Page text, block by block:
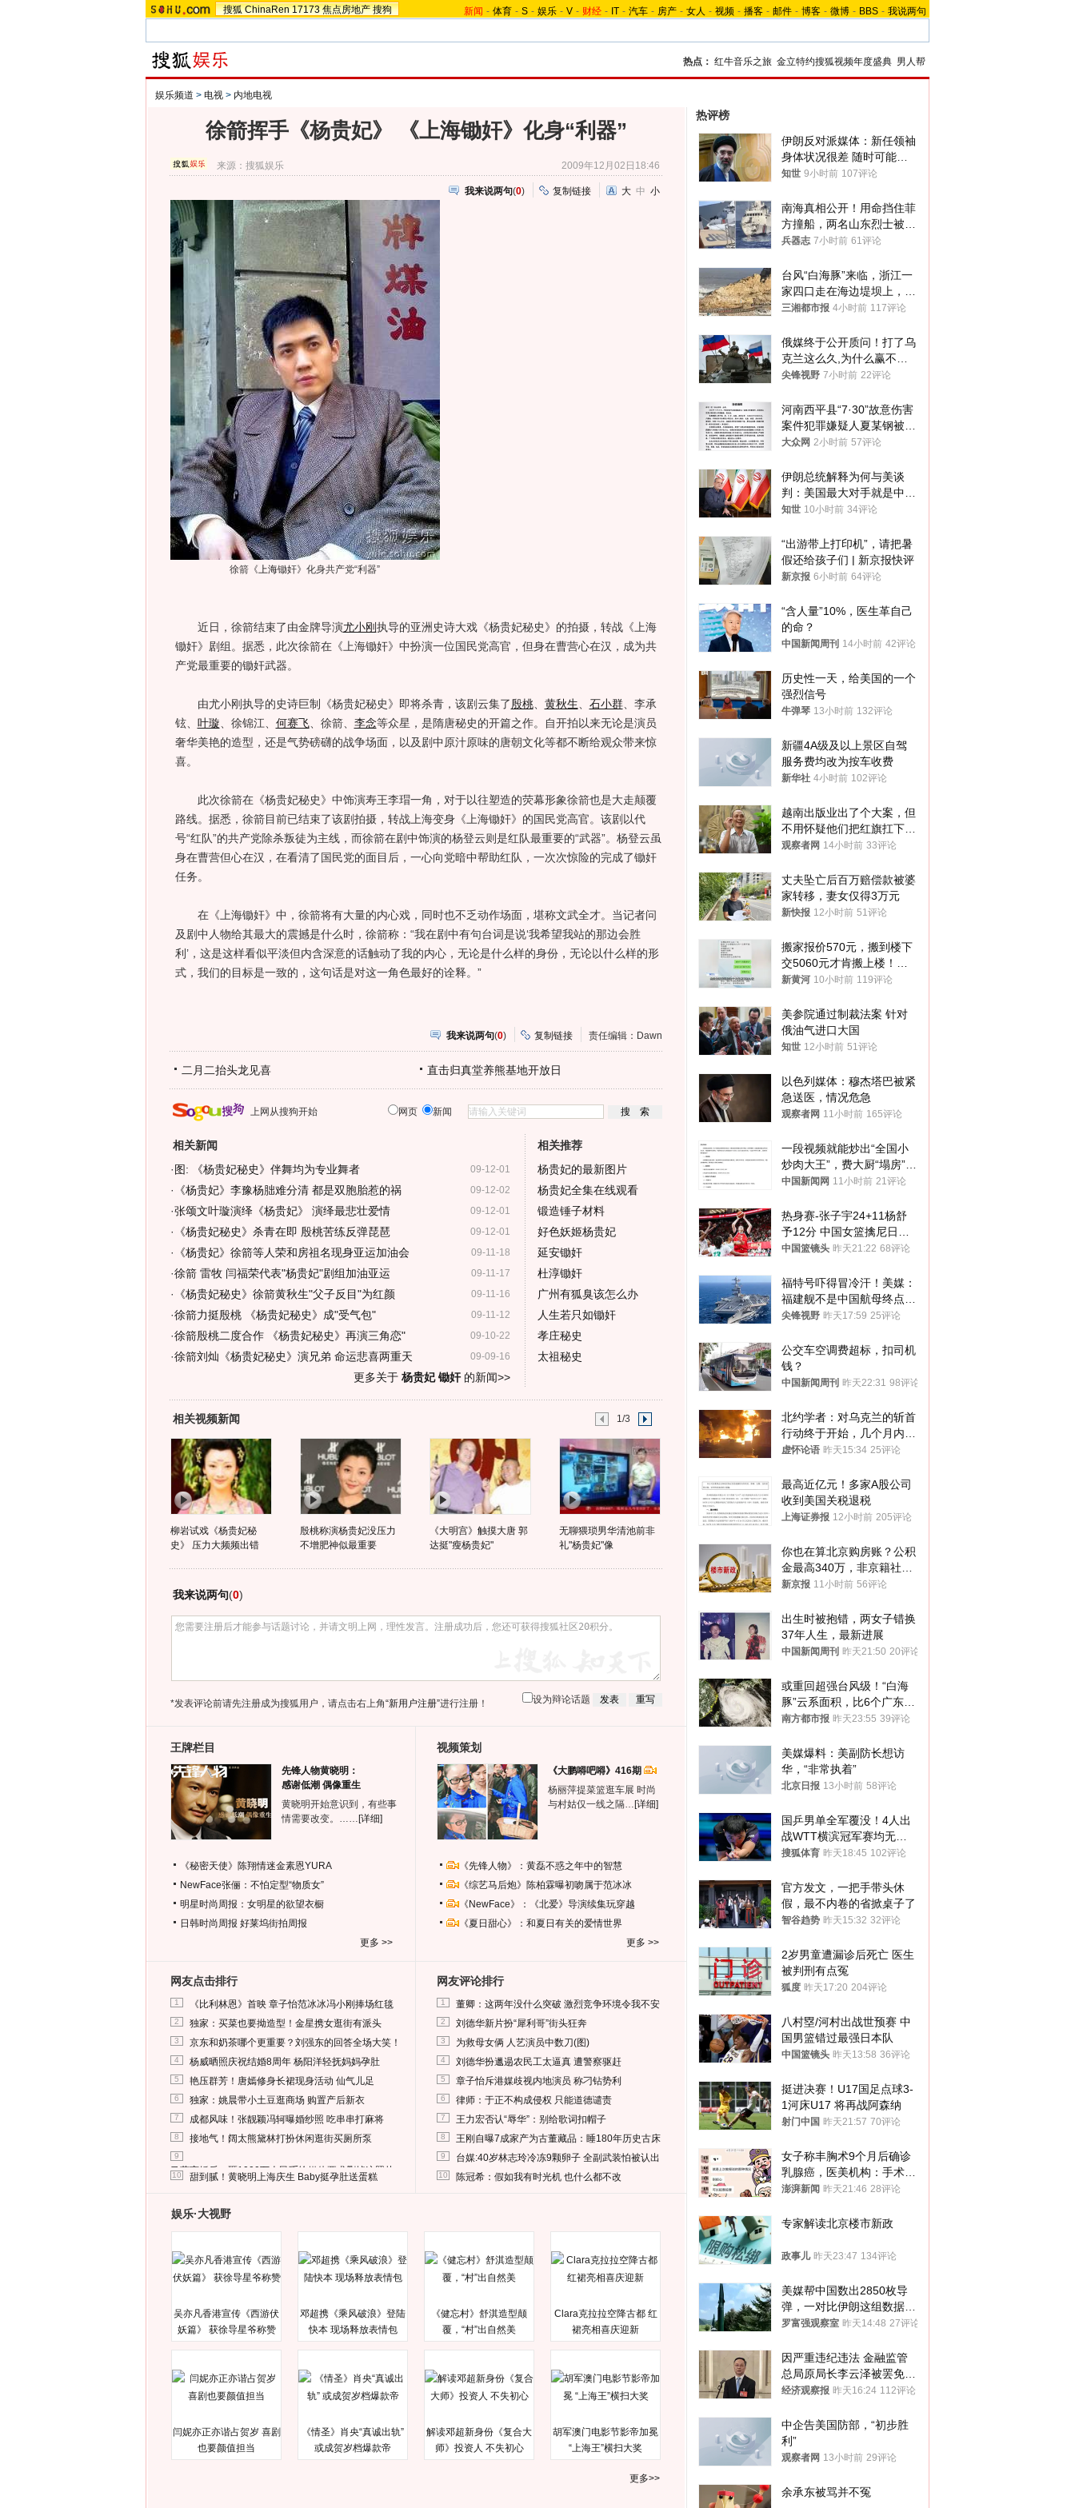
搜狐 ChinaRen 17173 焦点房地产 搜狗 新闻 - 体育 - S - 娱乐 - V - 财经 - IT - 汽车 - 房产 - 女人 - 视频 - 播客 - 邮件 - 博客 - 微博 - BBS - 我说两句
热点： 红牛音乐之旅 金立特约搜狐视频年度盛典 男人帮
娱乐频道 > 电视 > 内地电视
徐箭挥手《杨贵妃》 《上海锄奸》化身“利器”
来源：搜狐娱乐 2009年12月02日18:46
我来说两句(0) 复制链接 大 中 小
徐箭《上海锄奸》化身共产党“利器”
近日，徐箭结束了由金牌导演尤小刚执导的亚洲史诗大戏《杨贵妃秘史》的拍摄，转战《上海
锄奸》剧组。据悉，此次徐箭在《上海锄奸》中扮演一位国民党高官，但身在曹营心在汉，成为共
产党最重要的锄奸武器。
由尤小刚执导的史诗巨制《杨贵妃秘史》即将杀青，该剧云集了殷桃、 黄秋生 石小群、李承
铉、 叶璇 、徐锦江、 何赛飞、徐箭、 李念等众星，是隋唐秘史的开篇之作。自开拍以来无论是演员
奢华美艳的造型，还是气势磅礴的战争场面，以及剧中原汁原味的唐朝文化等都不断给观众带来惊
喜。
此次徐箭在《杨贵妃秘史》中饰演寿王李瑁一角，对于以往塑造的荧幕形象徐箭也是大走颠覆
路线。据悉，徐箭目前已结束了该剧拍摄，转战上海变身《上海锄奸》的国民党高官。该剧以代
号“红队”的共产党除杀叛徒为主线，而徐箭在剧中饰演的杨登云则是红队最重要的“武器”。杨登云虽
身在曹营但心在汉，在看清了国民党的面目后，一心向党暗中帮助红队，一次次惊险的完成了锄奸
任务。
在《上海锄奸》中，徐箭将有大量的内心戏，同时也不乏动作场面，堪称文武全才。当记者问
及剧中人物给其最大的震撼是什么时，徐箭称：“我在剧中有句台词是说‘我希望我站的那边会胜
利’，这是这样看似平淡但内含深意的话触动了我的内心，无论是什么样的身份，无论以什么样的形
式，我们的目标是一致的，这句话是对这一角色最好的诠释。”
我来说两句(0) 复制链接 责任编辑：Dawn
二月二抬头龙见喜 直击归真堂养熊基地开放日
上网从搜狗开始 网页 新闻
相关新闻
09-12-01
· 图: 《杨贵妃秘史》伴舞均为专业舞者
09-12-02
· 《杨贵妃》李豫杨胐难分清 都是双胞胎惹的祸
09-12-01
·张颂文叶璇演绎《杨贵妃》 演绎最悲壮爱情
09-12-01
· 《杨贵妃秘史》杀青在即 殷桃苦练反弹琵琶
09-11-18
· 《杨贵妃》徐箭等人荣和房祖名现身亚运加油会
09-11-17
·徐箭 雷牧 闫福荣代表"杨贵妃"剧组加油亚运
09-11-16
· 《杨贵妃秘史》徐箭黄秋生"父子反目"为红颜
09-11-12
·徐箭力挺殷桃 《杨贵妃秘史》成"受气包"
09-10-22
·徐箭殷桃二度合作 《杨贵妃秘史》再演三角恋"
09-09-16
·徐箭刘灿《杨贵妃秘史》演兄弟 命运悲喜两重天
更多关于 杨贵妃 锄奸的新闻>>
相关推荐
杨贵妃的最新图片
杨贵妃全集在线观看
锻造锤子材料
好色妖姬杨贵妃
延安锄奸
杜淳锄奸
广州有狐臭该怎么办
人生若只如锄奸
孝庄秘史
太祖秘史
相关视频新闻 1/3
柳岩试戏《杨贵妃秘
史》 压力大频频出错
殷桃称演杨贵妃没压力
不增肥神似最重要
《大明宫》触摸大唐 郭
达挺"瘦杨贵妃"
无聊猥琐男华清池前非
礼"杨贵妃"像
我来说两句(0)
*发表评论前请先注册成为搜狐用户，请点击右上角“新用户注册”进行注册！ 设为辩论话题
王牌栏目
先锋人物黄晓明：
感谢低潮 偶像重生
黄晓明开始意识到，有些事
情需要改变。…… [详细]
《秘密天使》陈翔情迷金素恩YURA
NewFace张俪：不怕定型“物质女”
明星时尚周报：女明星的欲望衣橱
日韩时尚周报 好莱坞街拍周报
更多 >>
视频策划
《大鹏嘚吧嘚》416期
杨丽萍提菜篮逛车展 时尚
与村姑仅一线之隔… [详细]
《先锋人物》：黄磊不惑之年中的智慧
《综艺马后炮》陈柏霖曝初吻属于范冰冰
《NewFace》：《北爱》导演续集玩穿越
《夏日甜心》：和夏日有关的爱情世界
更多 >>
网友点击排行
1 《比利林恩》首映 章子怡范冰冰冯小刚捧场红毯
2 独家：买菜也要拗造型！金星携女逛街有派头
3 京东和奶茶哪个更重要？刘强东的回答全场大笑！
4 杨威晒照庆祝结婚8周年 杨阳洋轻抚妈妈孕肚
5 艳压群芳！唐嫣修身长裙现身活动 仙气儿足
6 独家：姚晨带小土豆逛商场 购置产后新衣
7 成都风味！张靓颖冯轲曝婚纱照 吃串串打麻将
8 接地气！阔太熊黛林打扮休闲逛街买厕所泵
9
马蓉离婚后，砸1000万人民币给媒体要求删掉这照片
10 甜到腻！黄晓明上海庆生 Baby挺孕肚送蛋糕
网友评论排行
1 董卿：这两年没什么突破 激烈竞争环境令我不安
2 刘德华新片扮“犀利哥”街头狂奔
3 为救母女俩 人艺演员中数刀(图)
4 刘德华扮邋遢农民工太逼真 遭警察驱赶
5 章子怡斥港媒歧视内地演员 称刁钻势利
6 律师：于正不构成侵权 只能道德谴责
7 王力宏否认“辱华”：别给歌词扣帽子
8 王刚自曝7成家产为古董藏品：睡180年历史古床
9 台媒:40岁林志玲冷冻9颗卵子 全副武装怕被认出
10 陈冠希：假如我有时光机 也什么都不改
娱乐·大视野
吴亦凡香港宣传《西游伏
妖篇》 获徐导星爷称赞
邓超携《乘风破浪》登陆
快本 现场释放表情包
《健忘村》舒淇造型颠
覆，“村”出自然美
Clara克拉拉空降古都 红
裙亮相喜庆迎新
闫妮亦正亦谐占贺岁 喜剧
也要颜值担当
《情圣》肖央“真诚出轨”
或成贺岁档爆款帝
解读邓超新身份《复合大
师》投资人 不失初心
胡军澳门电影节影帝加冕
“上海王”横扫大奖
更多>>
热评榜
伊朗反对派媒体：新任领袖
身体状况很差 随时可能离
世
知世 9小时前 107评论
南海真相公开！用命挡住菲
方撞船，两名山东烈士被授
武警最高荣誉
兵器志 7小时前 61评论
台风“白海豚”来临，浙江一
家四口走在海边堤坝上，其
中9岁男孩被巨浪卷入海
三湘都市报 4小时前 117评论
俄媒终于公开质问！打了乌
克兰这么久,为什么赢不了?
答案令人沉默
尖锋视野 7小时前 22评论
河南西平县“7·30”故意伤害
案件犯罪嫌疑人夏某钢被抓
获
大众网 2小时前 57评论
伊朗总统解释为何与美谈
判：美国最大对手就是中
国，但他们也在对话
知世 10小时前 34评论
“出游带上打印机”，请把暑
假还给孩子们 | 新京报快评
新京报 6小时前 64评论
“含人量”10%，医生革自己
的命？
中国新闻周刊 14小时前 42评论
历史性一天，给美国的一个
强烈信号
牛弹琴 13小时前 132评论
新疆4A级及以上景区自驾
服务费均改为按车收费
新华社 4小时前 102评论
越南出版业出了个大案，但
不用怀疑他们把红旗扛下去
的决心
观察者网 14小时前 33评论
丈夫坠亡后百万赔偿款被婆
家转移，妻女仅得3万元
新快报 12小时前 51评论
搬家报价570元，搬到楼下
交5060元才肯搬上楼！女
子傻眼了……
新黄河 10小时前 119评论
美参院通过制裁法案 针对
俄油气进口大国
知世 12小时前 51评论
以色列媒体：穆杰塔巴被紧
急送医，情况危急
观察者网 11小时前 165评论
一段视频就能炒出“全国小
炒肉大王”，费大厨“塌房”了
吗？
中国新闻网 11小时前 21评论
热身赛-张子宇24+11杨舒
予12分 中国女篮擒尼日利
亚
中国篮镜头 昨天21:22 68评论
福特号吓得冒冷汗！美媒：
福建舰不是中国航母终点，
而是新起点！
尖锋视野 昨天17:59 25评论
公交车空调费超标，扣司机
钱？
中国新闻周刊 昨天22:31 98评论
北约学者：对乌克兰的斩首
行动终于开始，几个月内乌
将投降
虚怀论语 昨天15:34 25评论
最高近亿元！多家A股公司
收到美国关税退税
上海证券报 12小时前 205评论
你也在算北京购房账？公积
金最高340万，非京籍社保
1年
新京报 11小时前 56评论
出生时被抱错，两女子错换
37年人生，最新进展
中国新闻周刊 昨天21:50 20评论
或重回超强台风级！“白海
豚”云系面积，比6个广东还
大！深圳官方：注意这件事
南方都市报 昨天23:55 39评论
美媒爆料：美副防长想访
华，“非常执着”
北京日报 13小时前 58评论
国乒男单全军覆没！4人出
战WTT横滨冠军赛均无缘
八强
搜狐体育 昨天18:45 102评论
官方发文，一把手带头休
假，最不内卷的省掀桌子了
智谷趋势 昨天15:32 32评论
2岁男童遭漏诊后死亡 医生
被判刑有点冤
狐度 昨天17:20 204评论
八村塁/河村出战世预赛 中
国男篮错过最强日本队
中国篮镜头 昨天13:58 36评论
挺进决赛！U17国足点球3-
1河床U17 将再战阿森纳
射门中国 昨天21:57 70评论
女子称丰胸术9个月后确诊
乳腺癌，医美机构：手术不
可能引发癌症，建议走司法
澎湃新闻 昨天21:46 28评论
专家解读北京楼市新政
政事儿 昨天23:47 134评论
美媒帮中国数出2850枚导
弹，一对比伊朗这组数据，
发现出大事了
罗富强观察室 昨天14:48 27评论
因严重违纪违法 金融监管
总局原局长李云泽被罢免全
国人大代表
经济观察报 昨天16:24 112评论
中企告美国防部，“初步胜
利”
观察者网 13小时前 29评论
余承东被骂并不冤